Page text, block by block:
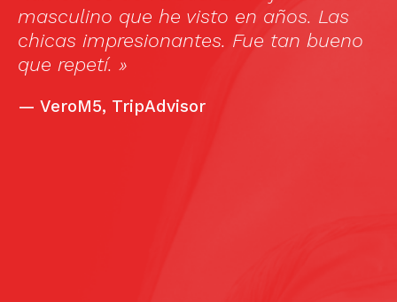
masculino que he visto en años. Las
chicas impresionantes. Fue tan bueno
que repetí. »
— VeroM5, TripAdvisor